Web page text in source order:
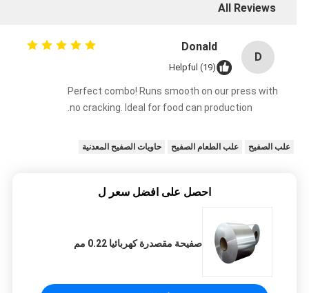
All Reviews
D
Donald
Helpful (19)
Perfect combo! Runs smooth on our press with
no cracking. Ideal for food can production.
علب الصفيح علب الطعام الصفيح حاويات الصفيح المعدنية
احصل على افضل سعر ل
صفيحة مقصدرة كهربائيا 0.22 مم